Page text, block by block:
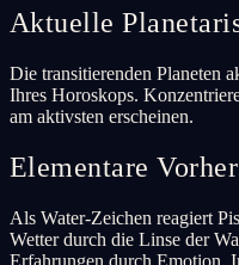
Aktuelle
Die transitierenden Planeten
Ihres Horoskops.
am aktivsten erscheinen.
Elementare
Als Water-Zeichen reagiert
Wetter durch die Linse der
Erfahrungen durch Emotion,